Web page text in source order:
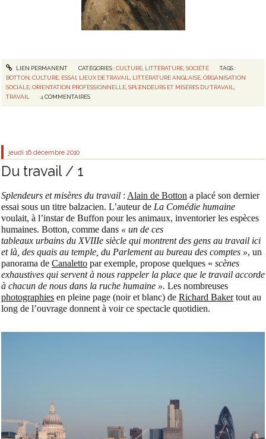
LIEN PERMANENT CATÉGORIES :CULTURE, LITTÉRATURE, SOCIÉTÉ
TAGS :
BOTTON ,CULTURE ESSAI LIEUX DE TRAVAIL LITTÉRATURE ANGLAISE ,ORGANISATION
SOCIALE ,ORIENTATION PROFESSIONNELLE ,SPLENDEURS ET MISÈRES DU TRAVAIL
TRAVAIL
4 COMMENTAIRES
jeudi 16 décembre 2010
Du travail / 1
Splendeurs et misères du travail : Alain de Botton a placé son dernier
essai sous un titre balzacien. L’auteur de La Comédie humaine
voulait, à l’instar de Buffon pour les animaux, inventorier les espèces
humaines. Botton, comme dans « un de ces
tableaux urbains du XVIIIe siècle qui montrent des gens au travail ici
et là, des quais au temple, du Parlement au bureau des comptes », un
panorama de Canaletto par exemple, propose quelques « scènes
exhaustives qui servent à nous rappeler la place que le travail accorde
à chacun de nous dans la ruche humaine ». Les nombreuses
photographies en pleine page (noir et blanc) de Richard Bakertout au
long de l’ouvrage donnent à voir ce spectacle quotidien.